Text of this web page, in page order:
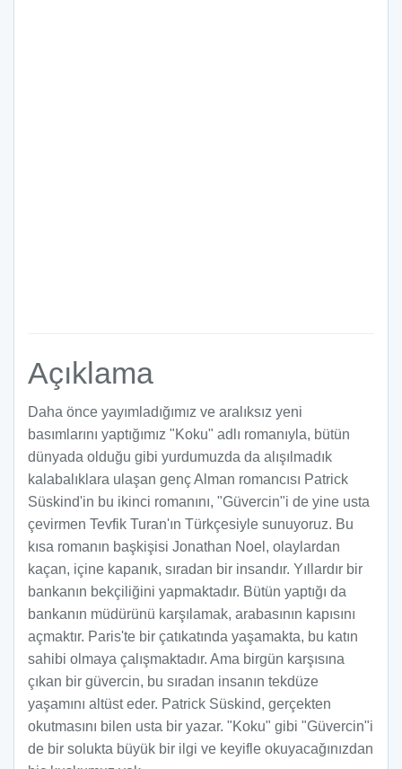
Açıklama
Daha önce yayımladığımız ve aralıksız yeni
basımlarını yaptığımız "Koku" adlı romanıyla, bütün
dünyada olduğu gibi yurdumuzda da alışılmadık
kalabalıklara ulaşan genç Alman romancısı Patrick
Süskind'in bu ikinci romanını, "Güvercin"i de yine usta
çevirmen Tevfik Turan'ın Türkçesiyle sunuyoruz. Bu
kısa romanın başkişisi Jonathan Noel, olaylardan
kaçan, içine kapanık, sıradan bir insandır. Yıllardır bir
bankanın bekçiliğini yapmaktadır. Bütün yaptığı da
bankanın müdürünü karşılamak, arabasının kapısını
açmaktır. Paris'te bir çatıkatında yaşamakta, bu katın
sahibi olmaya çalışmaktadır. Ama birgün karşısına
çıkan bir güvercin, bu sıradan insanın tekdüze
yaşamını altüst eder. Patrick Süskind, gerçekten
okutmasını bilen usta bir yazar. "Koku" gibi "Güvercin"i
de bir solukta büyük bir ilgi ve keyifle okuyacağınızdan